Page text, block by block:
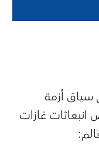
سياق أزمة
انبعاثات غازات